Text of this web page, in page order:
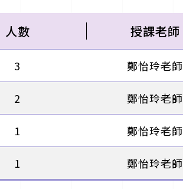
人數 授課老師
3 鄭怡玲老師
2 鄭怡玲老師
1 鄭怡玲老師
1 鄭怡玲老師